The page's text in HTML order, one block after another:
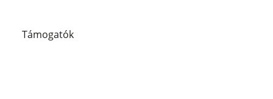
Támogatók